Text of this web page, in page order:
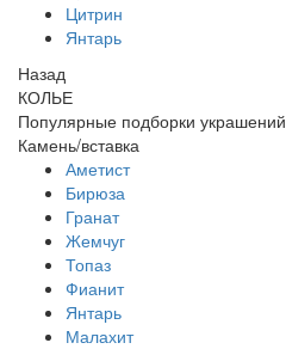
Цитрин
Янтарь
Назад
КОЛЬЕ
Популярные подборки украшений
Камень/вставка
Аметист
Бирюза
Гранат
Жемчуг
Топаз
Фианит
Янтарь
Малахит